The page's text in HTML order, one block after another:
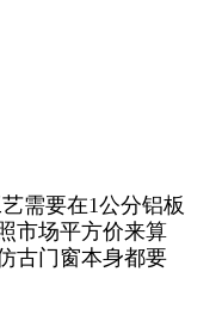
需要在1公分铝板
市场平方价来算
古门窗本身都要